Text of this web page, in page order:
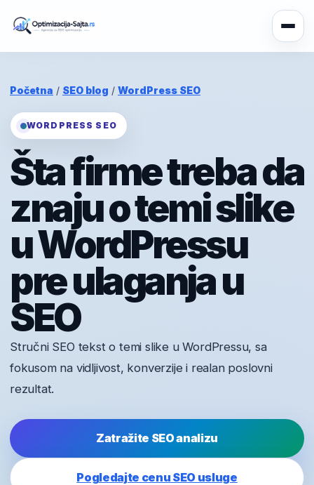
Početna / SEO blog / WordPress SEO
WORDPRESS SEO
Šta firme treba da
znaju o temi slike
u WordPressu
pre ulaganja u
SEO
Stručni SEO tekst o temi slike u WordPressu, sa
fokusom na vidljivost, konverzije i realan poslovni
rezultat.
Zatražite SEO analizu
Pogledajte cenu SEO usluge